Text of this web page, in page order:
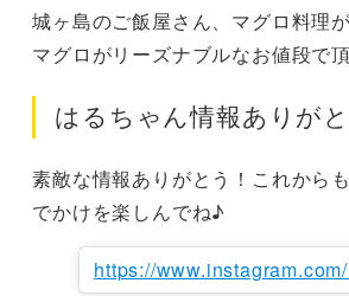
城ヶ島のご飯屋さん、マグロ料理
マグロがリーズナブルなお値段で
はるちゃん情報ありがと
素敵な情報ありがとう！これから
でかけを楽しんでね♪
https://